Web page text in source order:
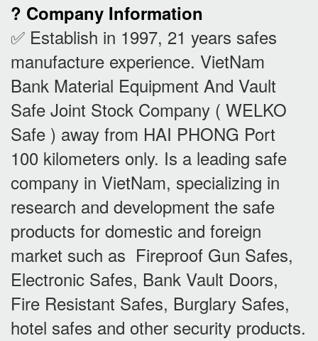
? Company Information
✅ Establish in 1997, 21 years safes
manufacture experience. VietNam
Bank Material Equipment And Vault
Safe Joint Stock Company ( WELKO
Safe ) away from HAI PHONG Port
100 kilometers only. Is a leading safe
company in VietNam, specializing in
research and development the safe
products for domestic and foreign
market such as Fireproof Gun Safes,
Electronic Safes, Bank Vault Doors,
Fire Resistant Safes, Burglary Safes,
hotel safes and other security products.